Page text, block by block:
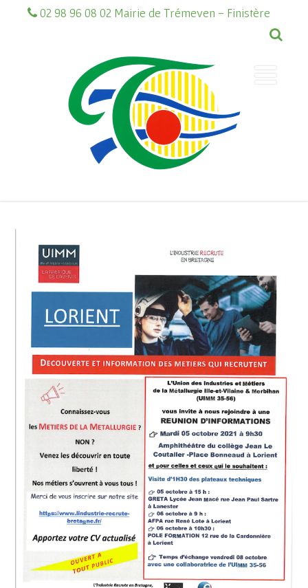
02 98 96 08 02 Mairie de Trémeven - Finistère